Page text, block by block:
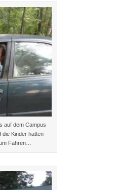
auf dem Campus
Kinder hatten
Fahren…